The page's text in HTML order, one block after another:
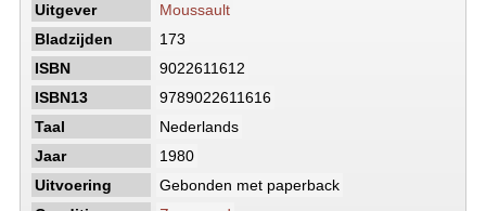
Uitgever
Moussault
Bladzijden
173
ISBN
9022611612
ISBN13
9789022611616
Taal
Nederlands
Jaar
1980
Uitvoering
Gebonden met paperback